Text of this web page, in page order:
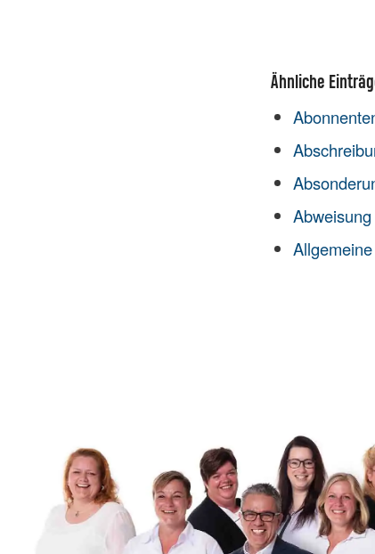
Ähnliche